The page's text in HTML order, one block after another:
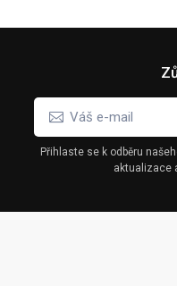
Přihlaste se k odběru
aktualizace